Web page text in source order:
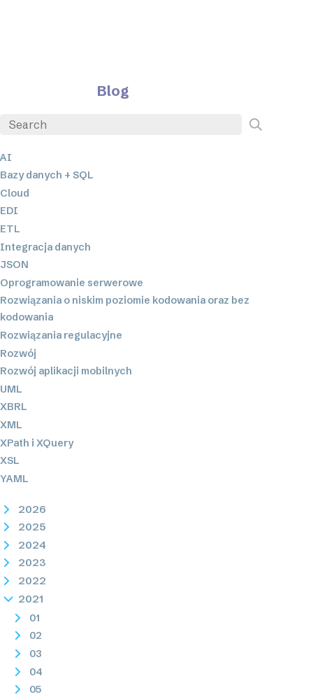
Blog
AI
Bazy danych + SQL
Cloud
EDI
ETL
Integracja danych
JSON
Oprogramowanie serwerowe
Rozwiązania o niskim poziomie kodowania oraz bez
kodowania
Rozwiązania regulacyjne
Rozwój
Rozwój aplikacji mobilnych
UML
XBRL
XML
XPath i XQuery
XSL
YAML
2026
2025
2024
2023
2022
2021
01
02
03
04
05